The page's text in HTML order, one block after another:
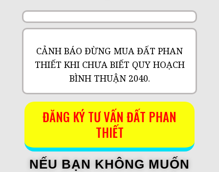
CẢNH BÁO ĐỪNG MUA ĐẤT PHAN
THIẾT KHI CHƯA BIẾT QUY HOẠCH
BÌNH THUẬN 2040.
ĐĂNG KÝ TƯ VẤN ĐẤT PHAN
THIẾT
NẾU BẠN KHÔNG MUỐN